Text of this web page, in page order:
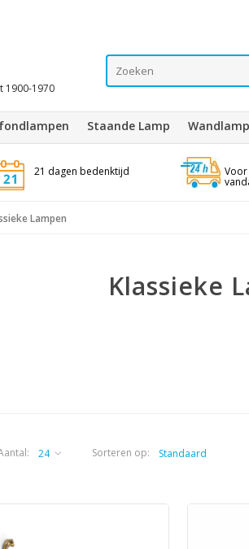
1900-1970
Staande Lamp
21 dagen bedenktijd
Lampen
Klassieke
Sorteren op: